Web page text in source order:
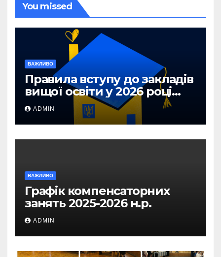
You missed
ВАЖЛИВО
Правила вступу до закладів
вищої освіти у 2026 році
для абітурієнтів з ТОТ та
прифронтових територій
ADMIN
ВАЖЛИВО
Графік компенсаторних
занять 2025-2026 н.р.
ADMIN